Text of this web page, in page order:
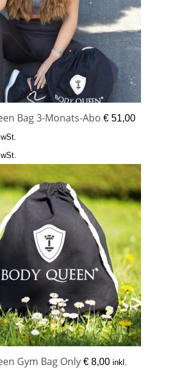
Bag 3-Monats-Abo € 51,00
Gym Bag Only € 8,00 inkl.